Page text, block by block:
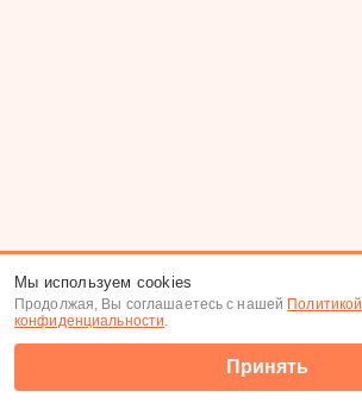
Мы используем cookies
Продолжая, Вы соглашаетесь с нашей Политикой
конфиденциальности.
Принять